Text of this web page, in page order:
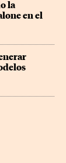
la
en el